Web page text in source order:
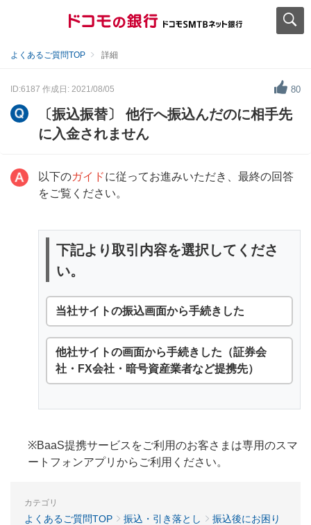
よくあるご質問TOP 詳細
ID:6187 作成日: 2021/08/05 80
〔振込振替〕 他行へ振込んだのに相手先
に入金されません
以下のガイドに従ってお進みいただき、最終の回答
をご覧ください。
下記より取引内容を選択してくださ
い。
当社サイトの振込画面から手続きした
他社サイトの画面から手続きした（証券会
社・FX会社・暗号資産業者など提携先）
※BaaS提携サービスをご利用のお客さまは専用のスマ
ートフォンアプリからご利用ください。
カテゴリ
よくあるご質問TOP 振込・引き落とし
振込後にお困り